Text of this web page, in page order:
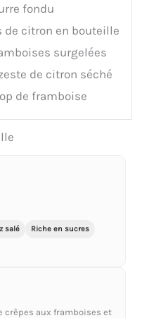
fondu
de citron en bouteille
surgelées
de citron séché
de framboise
salé
Riche en sucres
crêpes aux framboises et